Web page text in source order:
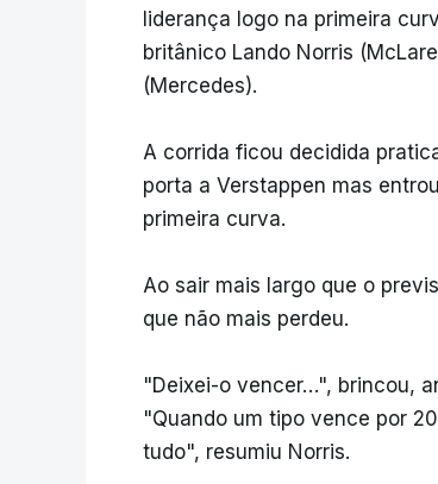
liderança logo na primeira
britânico Lando Norris
(Mercedes).
A corrida ficou decidida
porta a Verstappen mas
primeira curva.
Ao sair mais largo que o
que não mais perdeu.
"Deixei-o vencer…", brincou,
"Quando um tipo vence por
tudo", resumiu Norris.